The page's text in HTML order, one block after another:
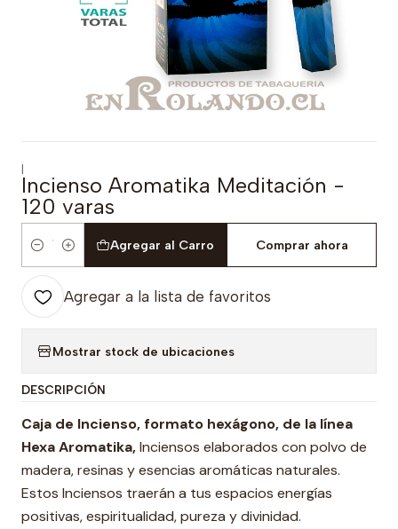
|
Incienso Aromatika Meditación -
120 varas
Cantidad
Agregar al Carro Comprar ahora
Agregar a la lista de favoritos
Mostrar stock de ubicaciones
DESCRIPCIÓN
Caja de Incienso, formato hexágono, de la línea
Hexa Aromatika,Inciensos elaborados con polvo de
madera, resinas y esencias aromáticas naturales.
Estos Inciensos traerán a tus espacios energías
positivas, espiritualidad, pureza y divinidad.